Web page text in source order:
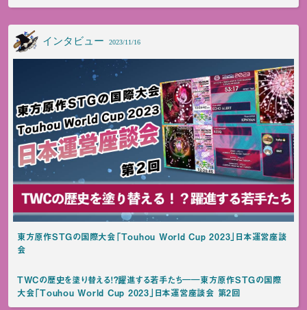
インタビュー 2023/11/16
東方原作STGの国際大会「Touhou World Cup 2023」日本運営座談
会
TWCの歴史を塗り替える！？躍進する若手たち――東方原作STGの国際
大会「Touhou World Cup 2023」日本運営座談会 第2回